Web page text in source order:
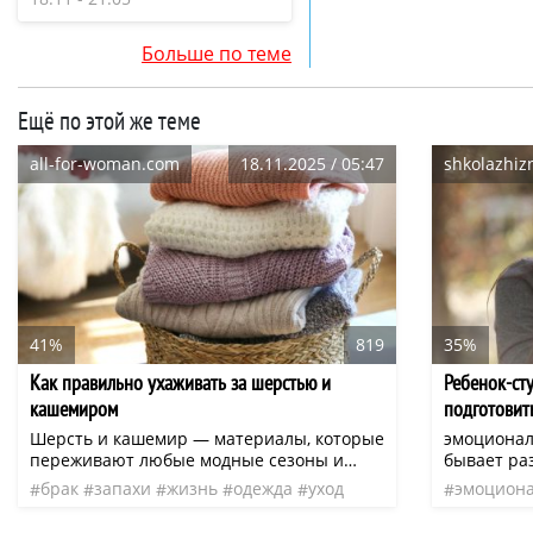
Больше по теме
Ещё по этой же теме
all-for-woman.com 18.11.2025 / 05:47
41% 819
Как правильно ухаживать за шерстью и
кашемиром
Шерсть и кашемир — материалы, которые
переживают любые модные сезоны и
остаются актуальными годами напролет.
Но только при одном условии: за ними
брак запахи жизнь одежда
уход
35%
Ребенок-
бывает
потери